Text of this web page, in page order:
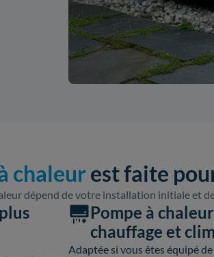
chaleurest faite
dépend de votre installation initiale et
Pompe à
chauffage et
Adaptée si vous êtes équipé de